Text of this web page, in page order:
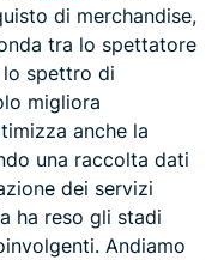
di merchandise,
tra lo spettatore
lo spettro di
migliora
anche la
una raccolta dati
dei servizi
ha reso gli stadi
Andiamo